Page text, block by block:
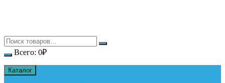
Всего: 0₽
Каталог